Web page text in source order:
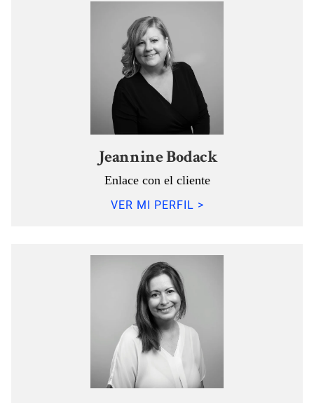
Jeannine Bodack
Enlace con el cliente
VER MI PERFIL >